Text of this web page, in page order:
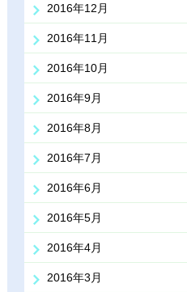
2016年12月
2016年11月
2016年10月
2016年9月
2016年8月
2016年7月
2016年6月
2016年5月
2016年4月
2016年3月